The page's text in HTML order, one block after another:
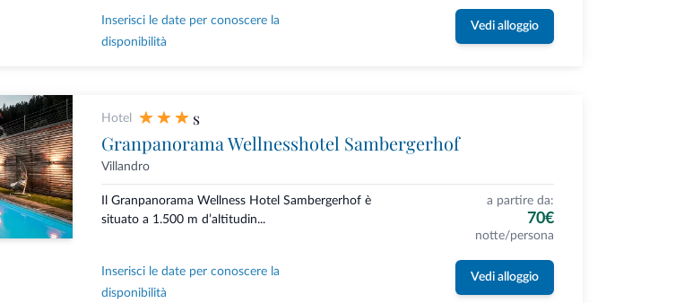
Inserisci le date per conoscere la
disponibilità
Vedi alloggio
Hotel s
Granpanorama Wellnesshotel Sambergerhof
Villandro
Il Granpanorama Wellness Hotel Sambergerhof è
situato a 1.500 m d’altitudin...
a partire da:
70€
notte/persona
Inserisci le date per conoscere la
disponibilità
Vedi alloggio